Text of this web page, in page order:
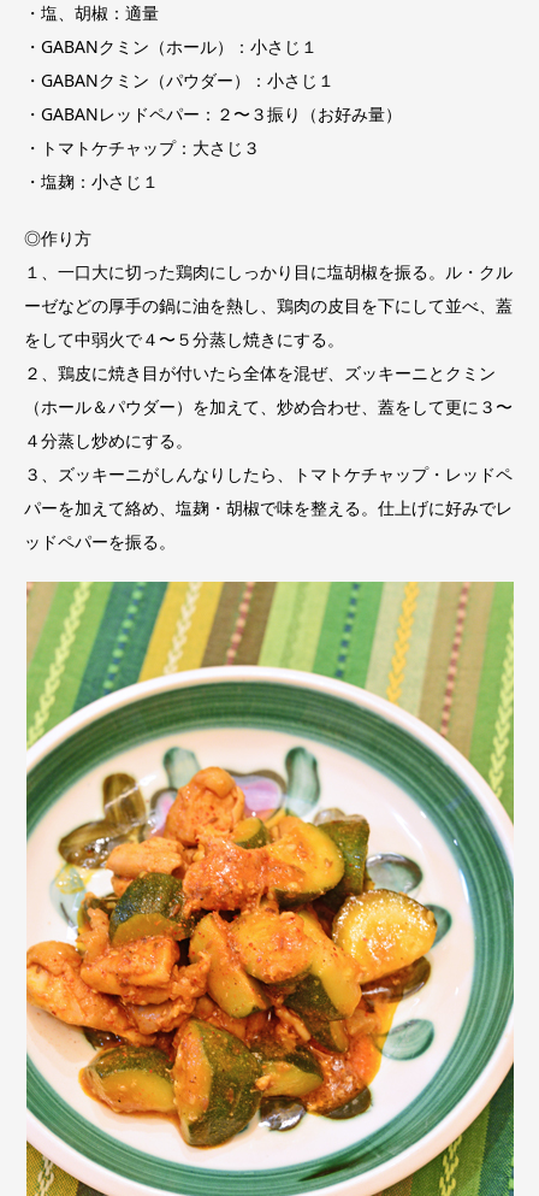
・塩、胡椒：適量
・GABANクミン（ホール）：小さじ１
・GABANクミン（パウダー）：小さじ１
・GABANレッドペパー：２〜３振り（お好み量）
・トマトケチャップ：大さじ３
・塩麹：小さじ１
◎作り方
１、一口大に切った鶏肉にしっかり目に塩胡椒を振る。ル・クル
ーゼなどの厚手の鍋に油を熱し、鶏肉の皮目を下にして並べ、蓋
をして中弱火で４〜５分蒸し焼きにする。
２、鶏皮に焼き目が付いたら全体を混ぜ、ズッキーニとクミン
（ホール＆パウダー）を加えて、炒め合わせ、蓋をして更に３〜
４分蒸し炒めにする。
３、ズッキーニがしんなりしたら、トマトケチャップ・レッドペ
パーを加えて絡め、塩麹・胡椒で味を整える。仕上げに好みでレ
ッドペパーを振る。